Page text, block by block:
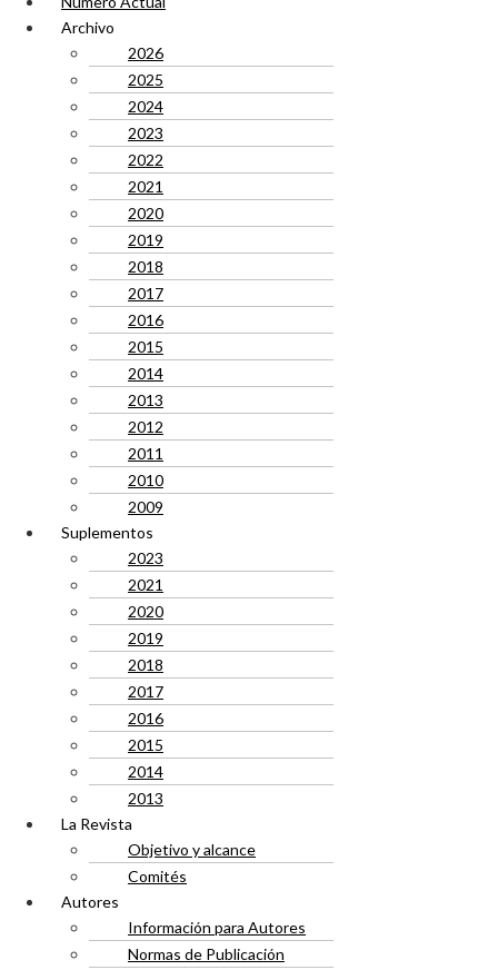
Archivo
2026
2025
2024
2023
2022
2021
2020
2019
2018
2017
2016
2015
2014
2013
2012
2011
2010
2009
Suplementos
2023
2021
2020
2019
2018
2017
2016
2015
2014
2013
La Revista
Objetivo y alcance
Comités
Autores
Información para Autores
Normas de Publicación